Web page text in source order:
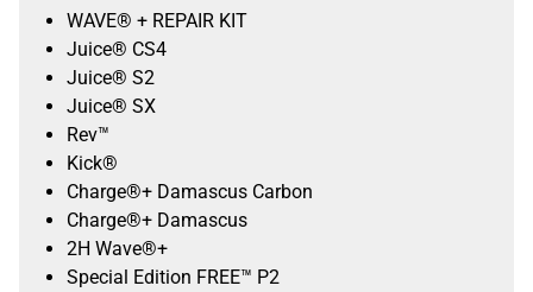
WAVE® + REPAIR KIT
Juice® CS4
Juice® S2
Juice® SX
Rev™
Kick®
Charge®+ Damascus Carbon
Charge®+ Damascus
2H Wave®+
Special Edition FREE™ P2